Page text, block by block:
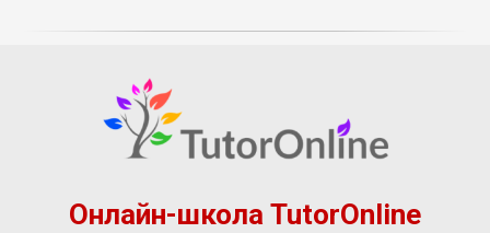
Онлайн-школа TutorOnline